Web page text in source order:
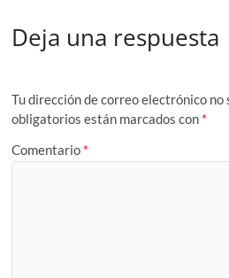
Deja una respuesta
Tu dirección de correo electrónico no
obligatorios están marcados con *
Comentario *